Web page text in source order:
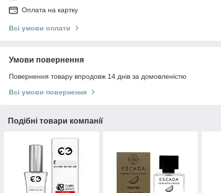
Оплата на картку
Всі умови оплати
Умови повернення
Повернення товару впродовж 14 днів за домовленістю
Всі умови повернення
Подібні товари компанії